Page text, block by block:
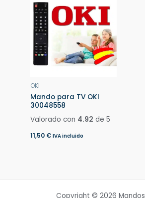
OKI
Mando para TV OKI
30048558
Valorado con 4.92 de 5
11,50 € IVA incluido
Copyright © 2026